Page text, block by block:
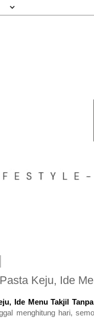
Keju, Ide
Ide Menu Takjil
menghitung hari,